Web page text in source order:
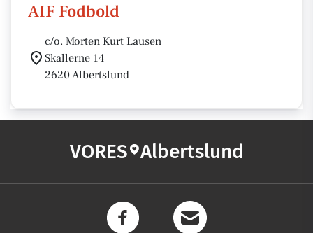
AIF Fodbold
c/o. Morten Kurt Lausen
Skallerne 14
2620 Albertslund
VORES Albertslund